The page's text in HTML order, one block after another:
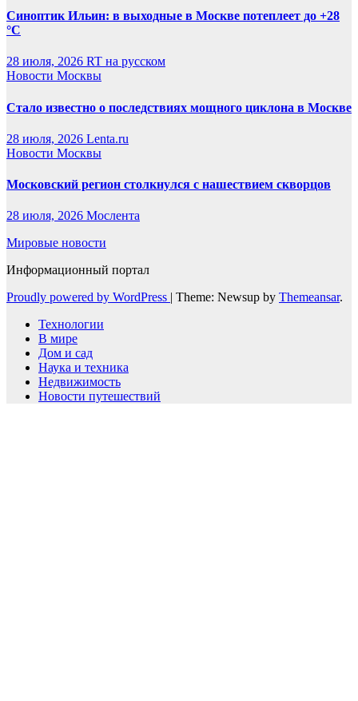
Синоптик Ильин: в выходные в Москве потеплеет до +28
°C
28 июля, 2026 RT на русском
Новости Москвы
Стало известно о последствиях мощного циклона в Москве
28 июля, 2026 Lenta.ru
Новости Москвы
Московский регион столкнулся с нашествием скворцов
28 июля, 2026 Мослента
Мировые новости
Информационный портал
Proudly powered by WordPress
Theme: Newsup by Themeansar.
Технологии
В мире
Дом и сад
Наука и техника
Недвижимость
Новости путешествий